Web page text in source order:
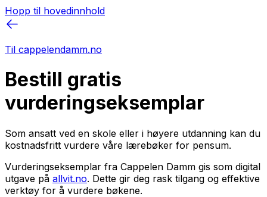
Hopp til hovedinnhold
Til cappelendamm.no
Bestill gratis
vurderingseksemplar
Som ansatt ved en skole eller i høyere utdanning kan du
kostnadsfritt vurdere våre lærebøker for pensum.
Vurderingseksemplar fra Cappelen Damm gis som digital
utgave på allvit.no. Dette gir deg rask tilgang og effektive
verktøy for å vurdere bøkene.